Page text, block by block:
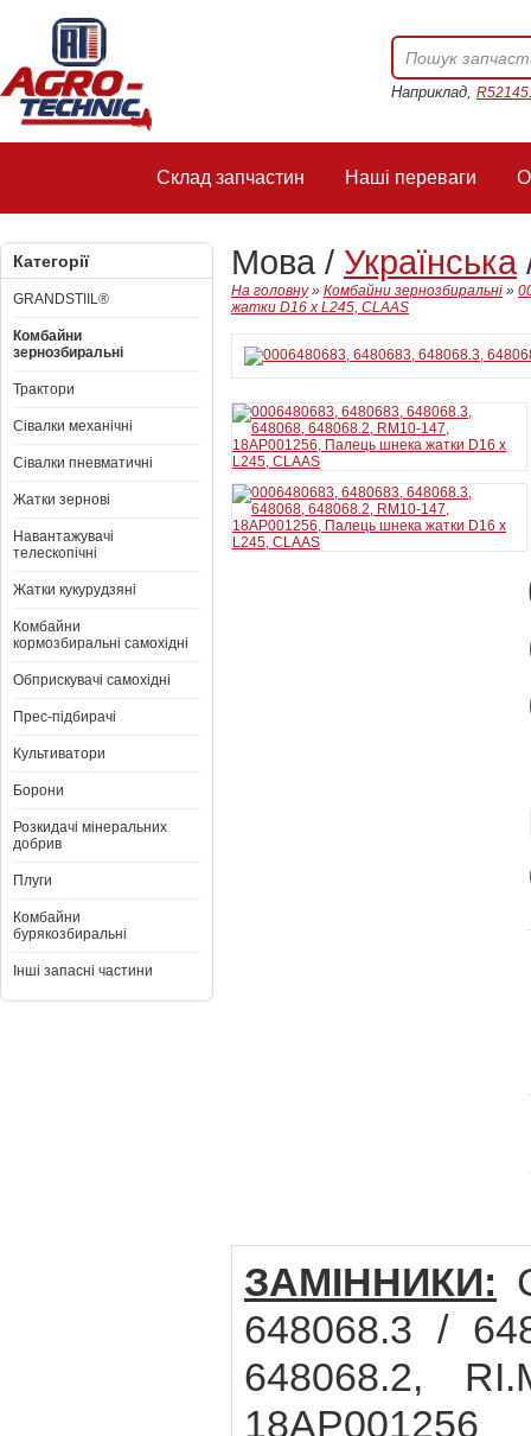
Наприклад,
Склад запчастин Наші переваги
Категорії
GRANDSTIIL®
Комбайни
зернозбиральні
Трактори
Сівалки механічні
Сівалки пневматичні
Жатки зернові
Навантажувачі
телескопічні
Жатки кукурудзяні
Комбайни
кормозбиральні самохідні
Обприскувачі самохідні
Прес-підбирачі
Культиватори
Борони
Розкидачі мінеральних
добрив
Плуги
Комбайни
бурякозбиральні
Інші запасні частини
Мова / Українська
На головну» Комбайни зернозбиральні »
жатки D16 x L245, CLAAS
ЗАМІННИКИ:
648068.3 /
648068.2,
18AP001256